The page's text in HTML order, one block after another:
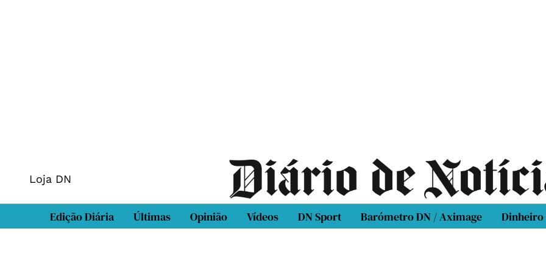
Loja DN
Edição Diária Últimas Opinião Vídeos DN Sport Barómetro DN / Aximage Dinheiro